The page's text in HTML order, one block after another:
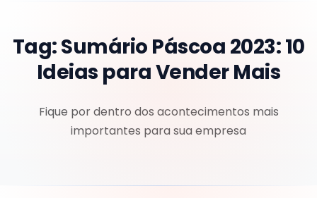
Tag:Sumário Páscoa 2023: 10
Ideias para Vender Mais
Fique por dentro dos acontecimentos mais
importantes para sua empresa